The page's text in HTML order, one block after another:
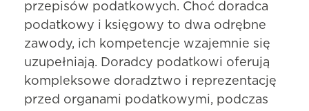
przepisów podatkowych. Choć doradca
podatkowy i księgowy to dwa odrębne
zawody, ich kompetencje wzajemnie się
uzupełniają. Doradcy podatkowi oferują
kompleksowe doradztwo i reprezentację
przed organami podatkowymi, podczas